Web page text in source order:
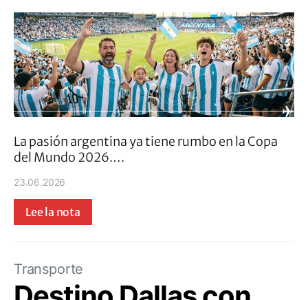
La pasión argentina ya tiene rumbo en la Copa
del Mundo 2026.…
23.06.2026
Lee la nota
Transporte